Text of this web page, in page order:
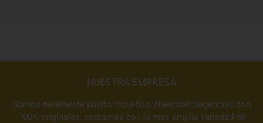
NUESTRA EMPRESA
Somos netamente puertorriqueños. Nuestras fragancias son
100% originales, contamos con la mas amplia variedad de